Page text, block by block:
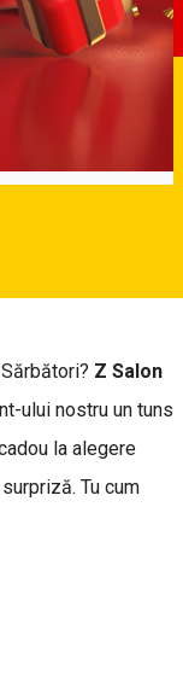
Z Salon
ului nostru un tuns
la alegere
Tu cum